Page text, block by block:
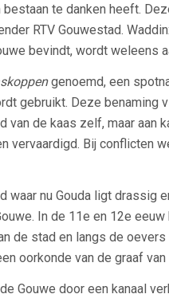
bestaan te danken heeft.
RTV Gouwestad.
bevindt, wordt weleens
genoemd, een
gebruikt. Deze benaming
van de kaas zelf, maar aan
vervaardigd. Bij conflicten
waar nu Gouda ligt drassig
In de 11e en 12e
de stad en langs de
oorkonde van de graaf van
Gouwe door een kanaal